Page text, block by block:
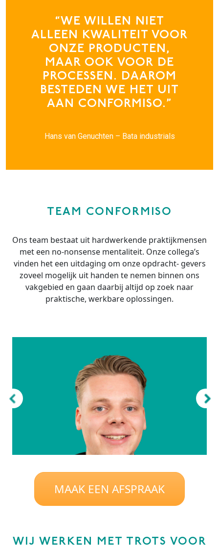
“WE WILLEN NIET
ALLEEN KWALITEIT VOOR
ONZE PRODUCTEN,
MAAR OOK VOOR DE
PROCESSEN. DAAROM
BESTEDEN WE HET UIT
AAN CONFORMISO.”
Hans van Genuchten – Bata industrials
TEAM CONFORMISO
Ons team bestaat uit hardwerkende praktijkmensen
met een no-nonsense mentaliteit. Onze collega’s
vinden het een uitdaging om onze opdracht- gevers
zoveel mogelijk uit handen te nemen binnen ons
vakgebied en gaan daarbij altijd op zoek naar
praktische, werkbare oplossingen.
MAAK EEN AFSPRAAK
WIJ WERKEN MET TROTS VOOR